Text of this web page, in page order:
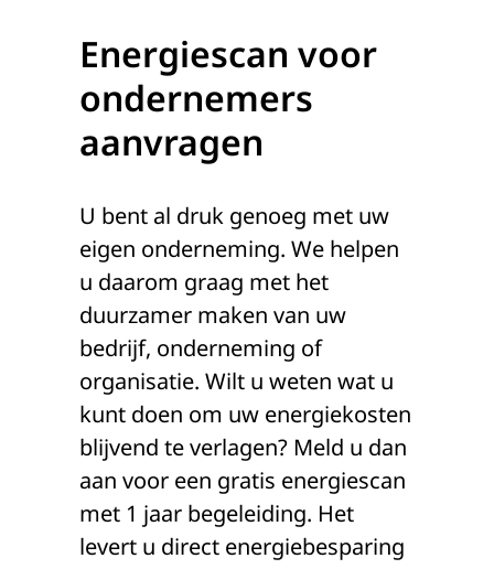
Energiescan voor
ondernemers
aanvragen
U bent al druk genoeg met uw
eigen onderneming. We helpen
u daarom graag met het
duurzamer maken van uw
bedrijf, onderneming of
organisatie. Wilt u weten wat u
kunt doen om uw energiekosten
blijvend te verlagen? Meld u dan
aan voor een gratis energiescan
met 1 jaar begeleiding. Het
levert u direct energiebesparing